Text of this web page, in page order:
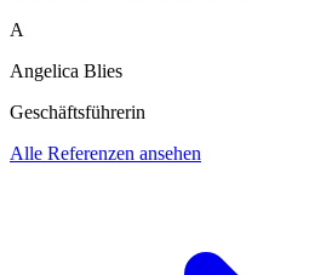
A
Angelica Blies
Geschäftsführerin
Alle Referenzen ansehen